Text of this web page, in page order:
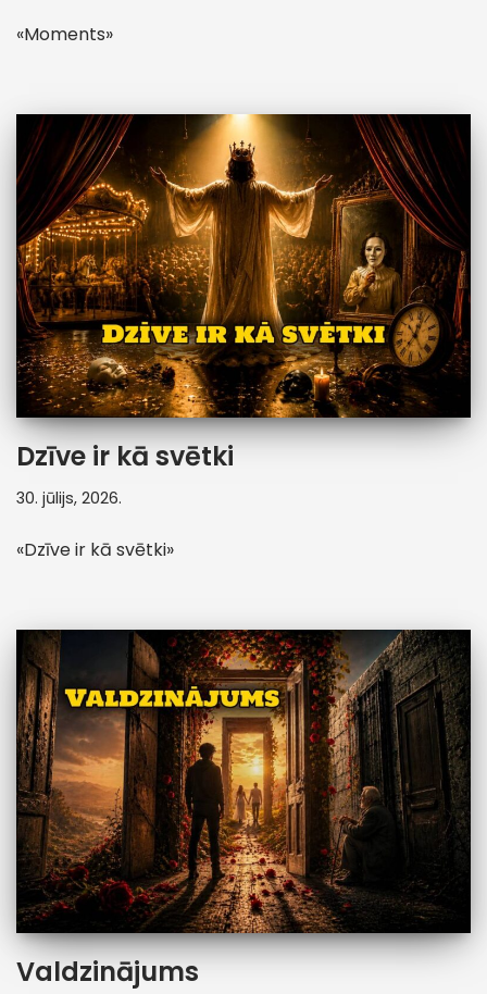
«Moments»
Dzīve ir kā svētki
30. jūlijs, 2026.
«Dzīve ir kā svētki»
Valdzinājums